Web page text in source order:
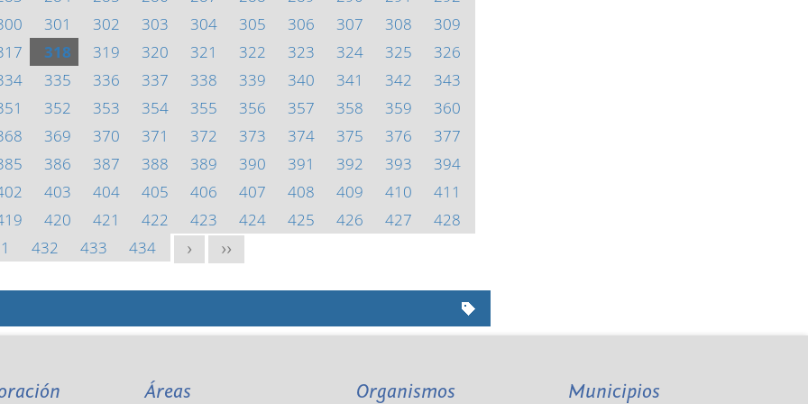
301 302 303 304 305 306 307 308
309
318 319 320 321 322 323 324 325
326
335 336 337 338 339 340 341 342
343
352 353 354 355 356 357 358 359
360
369 370 371 372 373 374 375 376
377
386 387 388 389 390 391 392 393
394
403 404 405 406 407 408 409 410
411
420 421 422 423 424 425 426 427
428
432 433 434 > >>
Áreas Organismos Municipios